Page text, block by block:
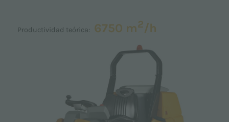
Productividad teórica: 6750 m2/h